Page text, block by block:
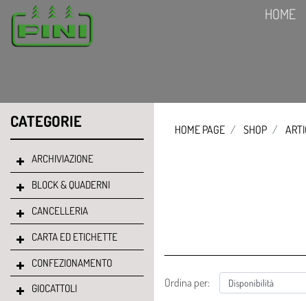
HOME
CATEGORIE
ARCHIVIAZIONE
BLOCK & QUADERNI
CANCELLERIA
CARTA ED ETICHETTE
CONFEZIONAMENTO
GIOCATTOLI
HOME PAGE SHOP
Ordina per: